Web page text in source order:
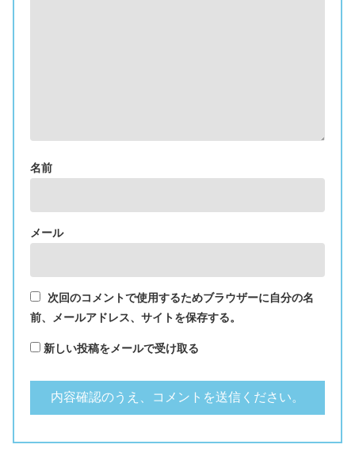
名前
メール
次回のコメントで使用するためブラウザーに自分の名
前、メールアドレス、サイトを保存する。
新しい投稿をメールで受け取る